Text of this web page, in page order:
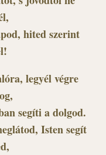
hited szerint
legyél végre
segíti a dolgod.
Isten segít